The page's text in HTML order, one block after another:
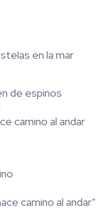
en la mar
de espinos
camino al andar
camino al andar”